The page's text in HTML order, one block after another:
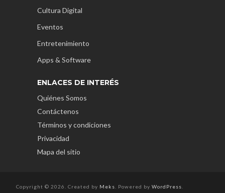
Cultura Digital
Eventos
Entretenimiento
Apps & Software
ENLACES DE INTERÉS
Quiénes Somos
Contáctenos
Términos y condiciones
Privacidad
Mapa del sitio
Copyright © 2026. Created by Meks . Powered by WordPress